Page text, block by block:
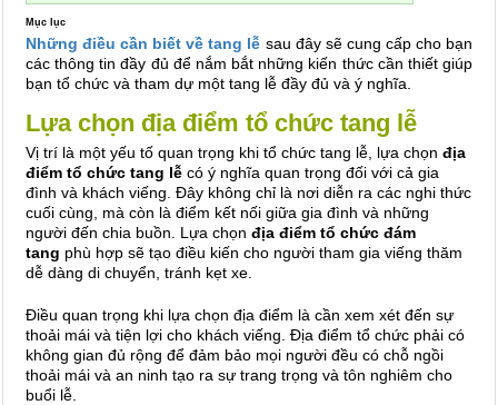
Mục lục
Những điều cần biết về tang lễ sau đây sẽ cung cấp cho bạn
các thông tin đầy đủ để nắm bắt những kiến thức cần thiết giúp
bạn tổ chức và tham dự một tang lễ đầy đủ và ý nghĩa.
Lựa chọn địa điểm tổ chức tang lễ
Vị trí là một yếu tố quan trọng khi tổ chức tang lễ, lựa chọn địa
điểm tổ chức tang lễ có ý nghĩa quan trọng đối với cả gia
đình và khách viếng. Đây không chỉ là nơi diễn ra các nghi thức
cuối cùng, mà còn là điểm kết nối giữa gia đình và những
người đến chia buồn. Lựa chọn địa điểm tổ chức đám
tang phù hợp sẽ tạo điều kiến cho người tham gia viếng thăm
dễ dàng di chuyển, tránh kẹt xe.
Điều quan trọng khi lựa chọn địa điểm là cần xem xét đến sự
thoải mái và tiện lợi cho khách viếng. Địa điểm tổ chức phải có
không gian đủ rộng để đảm bảo mọi người đều có chỗ ngồi
thoải mái và an ninh tạo ra sự trang trọng và tôn nghiêm cho
buổi lễ.